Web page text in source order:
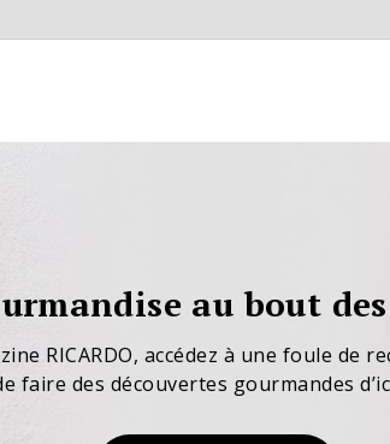
au bout
RICARDO, accédez à une foule de
faire des découvertes gourmandes